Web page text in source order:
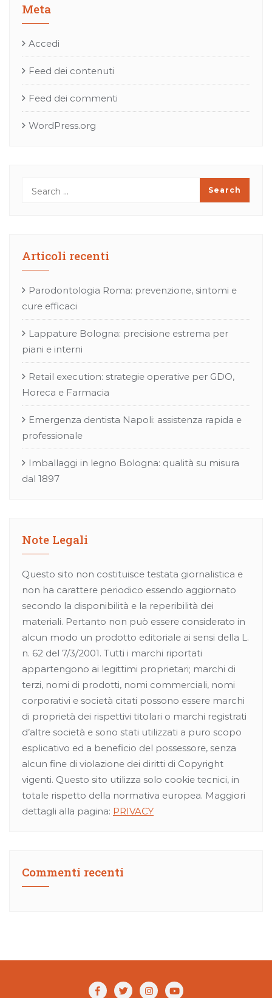
Meta
Accedi
Feed dei contenuti
Feed dei commenti
WordPress.org
Articoli recenti
Parodontologia Roma: prevenzione, sintomi e
cure efficaci
Lappature Bologna: precisione estrema per
piani e interni
Retail execution: strategie operative per GDO,
Horeca e Farmacia
Emergenza dentista Napoli: assistenza rapida e
professionale
Imballaggi in legno Bologna: qualità su misura
dal 1897
Note Legali
Questo sito non costituisce testata giornalistica e
non ha carattere periodico essendo aggiornato
secondo la disponibilità e la reperibilità dei
materiali. Pertanto non può essere considerato in
alcun modo un prodotto editoriale ai sensi della L.
n. 62 del 7/3/2001. Tutti i marchi riportati
appartengono ai legittimi proprietari; marchi di
terzi, nomi di prodotti, nomi commerciali, nomi
corporativi e società citati possono essere marchi
di proprietà dei rispettivi titolari o marchi registrati
d’altre società e sono stati utilizzati a puro scopo
esplicativo ed a beneficio del possessore, senza
alcun fine di violazione dei diritti di Copyright
vigenti. Questo sito utilizza solo cookie tecnici, in
totale rispetto della normativa europea. Maggiori
dettagli alla pagina: PRIVACY
Commenti recenti